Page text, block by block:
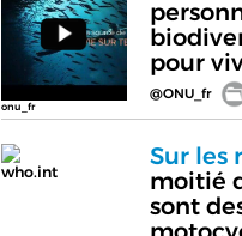
onu_fr
pour
@ONU_fr
who.int
Sur les
moitié
sont